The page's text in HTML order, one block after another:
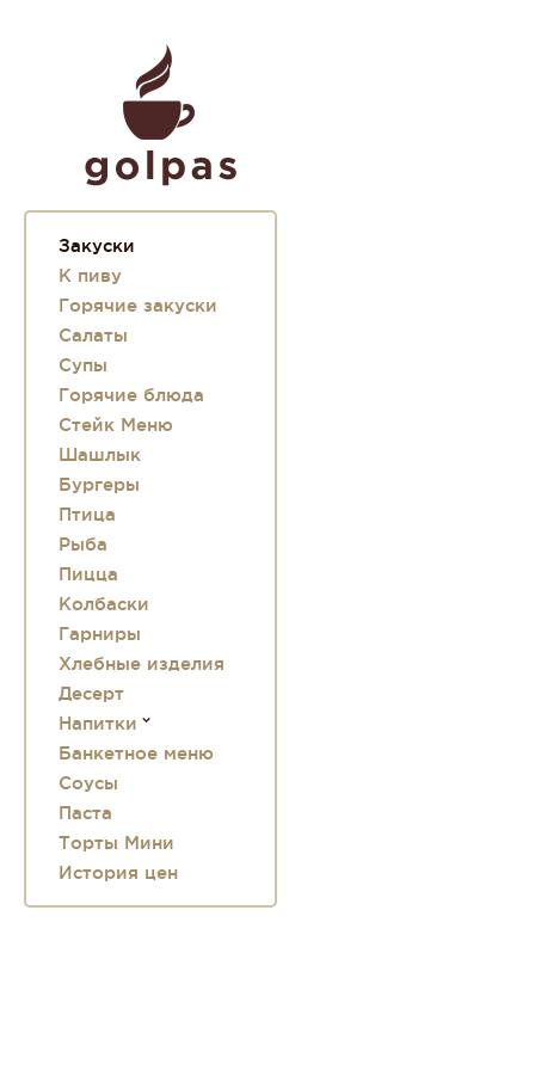
Закуски
К пиву
Горячие закуски
Салаты
Супы
Горячие блюда
Стейк Меню
Шашлык
Бургеры
Птица
Рыба
Пицца
Колбаски
Гарниры
Хлебные изделия
Десерт
Напитки
Банкетное меню
Соусы
Паста
Торты Мини
История цен